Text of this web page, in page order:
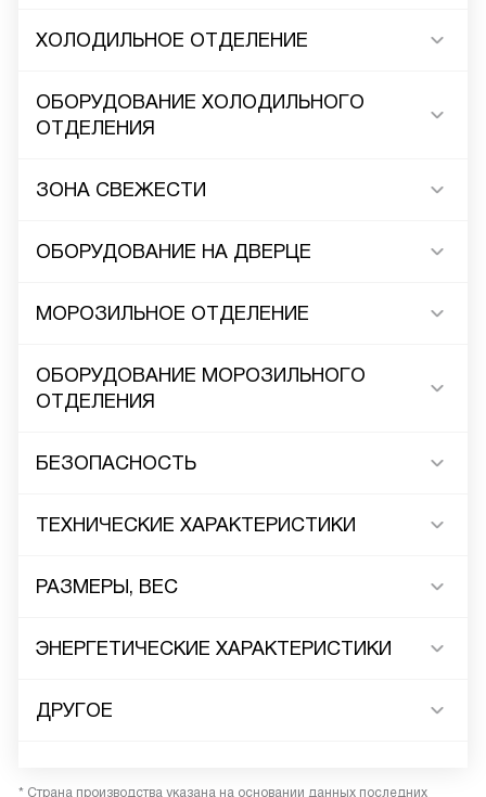
ХОЛОДИЛЬНОЕ ОТДЕЛЕНИЕ
ОБОРУДОВАНИЕ ХОЛОДИЛЬНОГО
ОТДЕЛЕНИЯ
ЗОНА СВЕЖЕСТИ
ОБОРУДОВАНИЕ НА ДВЕРЦЕ
МОРОЗИЛЬНОЕ ОТДЕЛЕНИЕ
ОБОРУДОВАНИЕ МОРОЗИЛЬНОГО
ОТДЕЛЕНИЯ
БЕЗОПАСНОСТЬ
ТЕХНИЧЕСКИЕ ХАРАКТЕРИСТИКИ
РАЗМЕРЫ, ВЕС
ЭНЕРГЕТИЧЕСКИЕ ХАРАКТЕРИСТИКИ
ДРУГОЕ
* Страна производства указана на основании данных последних